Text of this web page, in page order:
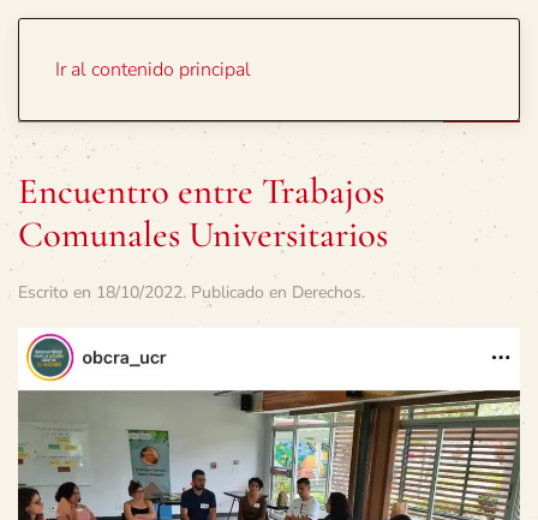
Ir al contenido principal
Encuentro entre Trabajos
Comunales Universitarios
Escrito en 18/10/2022. Publicado en Derechos.